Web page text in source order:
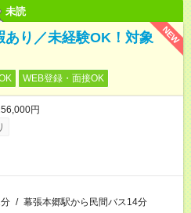
未読
NEW
あり／未経験OK！対象
WEB登録・面接OK
円
/ 幕張本郷駅から民間バス14分